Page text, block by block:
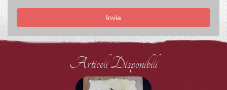
Invia
Articoli Disponibili